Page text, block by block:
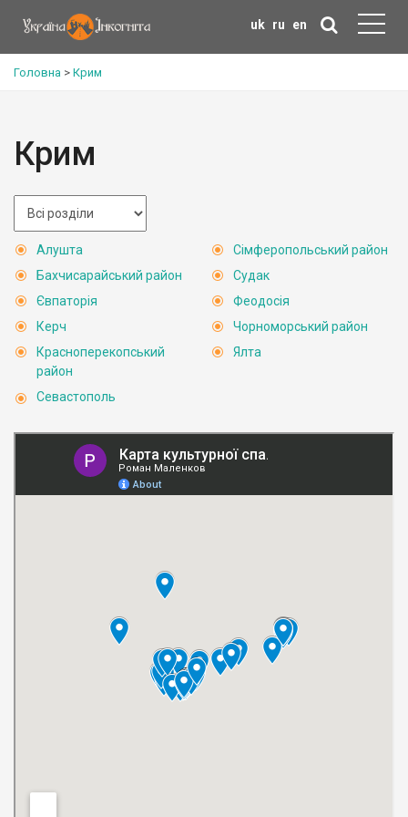
uk ru en
Головна > Крим
Крим
Алушта
Бахчисарайський район
Євпаторія
Керч
Красноперекопський
район
Севастополь
Сімферопольський район
Судак
Феодосія
Чорноморський район
Ялта